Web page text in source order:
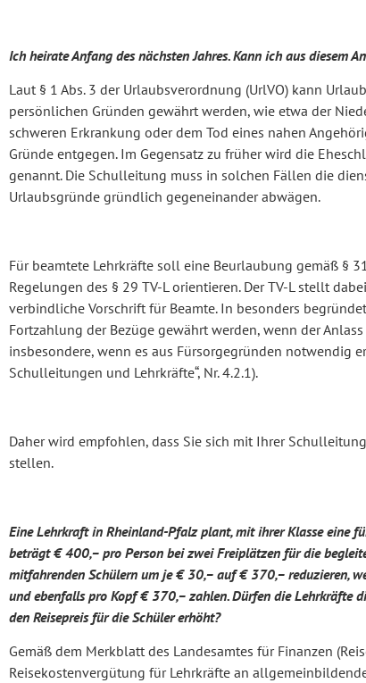
Ich heirate Anfang des nächsten Jahres. Kann ich aus diesem
Laut § 1 Abs. 3 der Urlaubsverordnung (UrlVO) kann
persönlichen Gründen gewährt werden, wie etwa der
schweren Erkrankung oder dem Tod eines nahen
Gründe entgegen. Im Gegensatz zu früher wird die
genannt. Die Schulleitung muss in solchen Fällen die
Urlaubsgründe gründlich gegeneinander abwägen.
Für beamtete Lehrkräfte soll eine Beurlaubung gemäß §
Regelungen des § 29 TV-L orientieren. Der TV-L stellt
verbindliche Vorschrift für Beamte. In besonders
Fortzahlung der Bezüge gewährt werden, wenn der
insbesondere, wenn es aus Fürsorgegründen notwendig
Schulleitungen und Lehrkräfte“, Nr. 4.2.1).
Daher wird empfohlen, dass Sie sich mit Ihrer
stellen.
Eine Lehrkraft in Rheinland-Pfalz plant, mit ihrer Klasse eine
beträgt € 400,– pro Person bei zwei Freiplätzen für die
mitfahrenden Schülern um je € 30,– auf € 370,– reduzieren,
und ebenfalls pro Kopf € 370,– zahlen. Dürfen die Lehrkräfte
den Reisepreis für die Schüler erhöht?
Gemäß dem Merkblatt des Landesamtes für Finanzen
Reisekostenvergütung für Lehrkräfte an